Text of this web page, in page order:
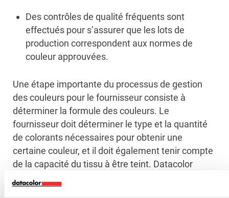
Des contrôles de qualité fréquents sont
effectués pour s’assurer que les lots de
production correspondent aux normes de
couleur approuvées.
Une étape importante du processus de gestion
des couleurs pour le fournisseur consiste à
déterminer la formule des couleurs. Le
fournisseur doit déterminer le type et la quantité
de colorants nécessaires pour obtenir une
certaine couleur, et il doit également tenir compte
de la capacité du tissu à être teint. Datacolor
Match Textile, par exemple, permet un
développement plus rapide des couleurs en